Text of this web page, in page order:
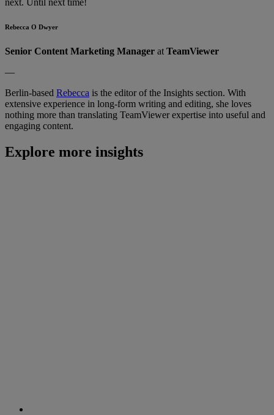
Rebecca O Dwyer
Senior Content Marketing Manager at TeamViewer
—
Berlin-based Rebecca is the editor of the Insights section. With
extensive experience in long-form writing and editing, she loves
nothing more than translating TeamViewer expertise into useful and
engaging content.
Explore more insights